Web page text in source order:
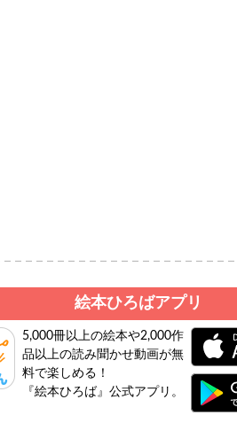
絵本ひろばアプリ
5,000冊以上の絵本や2,000作
品以上の読み聞かせ動画が無
料で楽しめる！
『絵本ひろば』公式アプリ。